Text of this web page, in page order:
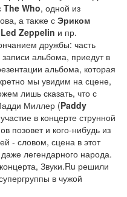
The Who, одной из
а также с Эриком
Zeppelin и пр.
дружбы: часть
альбома, приедут в
альбома, которая
мы увидим на сцене,
лишь сказать, что с
Миллер (Paddy
в концерте струнной
позовет и кого-нибудь из
- словом, сцена в этот
легендарного народа.
Звуки.Ru решили
в чужой